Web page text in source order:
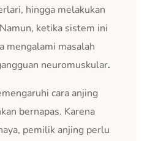
hingga melakukan
ketika sistem ini
mengalami masalah
neuromuskular.
cara anjing
bernapas. Karena
pemilik anjing perlu